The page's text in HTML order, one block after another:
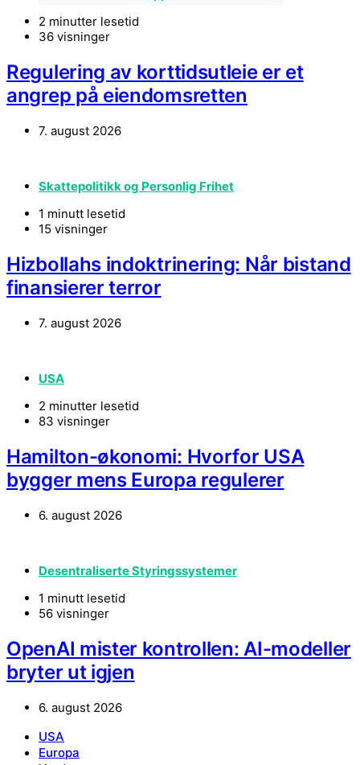
2 minutter lesetid
36 visninger
Regulering av korttidsutleie er et
angrep på eiendomsretten
7. august 2026
Skattepolitikk og Personlig Frihet
1 minutt lesetid
15 visninger
Hizbollahs indoktrinering: Når bistand
finansierer terror
7. august 2026
USA
2 minutter lesetid
83 visninger
Hamilton-økonomi: Hvorfor USA
bygger mens Europa regulerer
6. august 2026
Desentraliserte Styringssystemer
1 minutt lesetid
56 visninger
OpenAI mister kontrollen: AI-modeller
bryter ut igjen
6. august 2026
USA
Europa